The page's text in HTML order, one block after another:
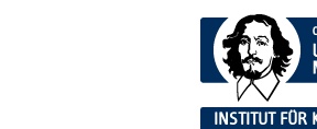
INSTITUT